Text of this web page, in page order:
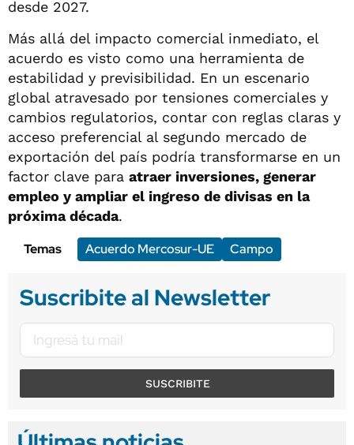
desde 2027.
Más allá del impacto comercial inmediato, el
acuerdo es visto como una herramienta de
estabilidad y previsibilidad. En un escenario
global atravesado por tensiones comerciales y
cambios regulatorios, contar con reglas claras y
acceso preferencial al segundo mercado de
exportación del país podría transformarse en un
factor clave para atraer inversiones, generar
empleo y ampliar el ingreso de divisas en la
próxima década.
Temas
Acuerdo Mercosur-UE Campo
Suscribite al Newsletter
SUSCRIBITE